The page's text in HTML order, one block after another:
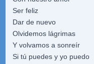
Ser feliz
Dar de nuevo
Olvidemos lágrimas
Y volvamos a sonreír
Si tú puedes y yo puedo